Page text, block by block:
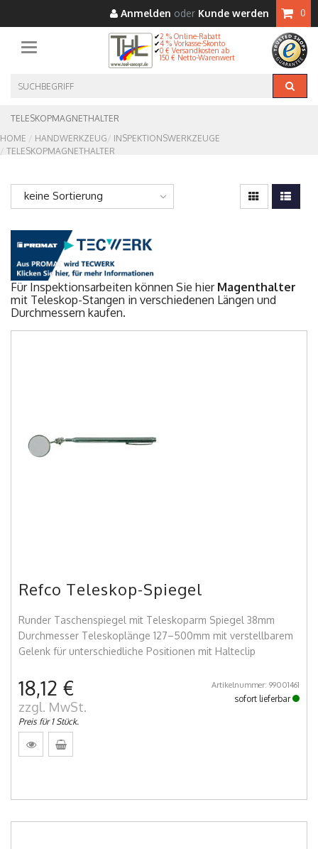
Anmelden oder Kunde werden 0
Toggle navigation
2 % Online-Rabatt
4 % Vorkasse-Skonto
0 € Versandkosten ab
150 € Netto-Warenwert
TELESKOPMAGNETHALTER
HOME
HANDWERKZEUG
INSPEKTIONSWERKZEUGE
TELESKOPMAGNETHALTER
keine Sortierung
Für Inspektionsarbeiten können Sie hier Magenthalter
mit Teleskop-Stangen in verschiedenen Längen und
Durchmessern kaufen.
Refco Teleskop-Spiegel
Runder Taschenspiegel mit Teleskoparm Spiegel 38mm
Durchmesser Teleskoplänge 127–500mm mit verstellbarem
Gelenk für unterschiedliche Positionen mit Halteclip
18,12 €
zzgl. MwSt.
Preis für 1 Stück.
Artikelnummer: 99001461
sofort lieferbar